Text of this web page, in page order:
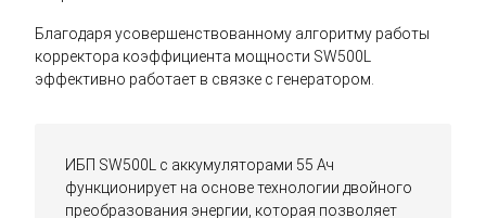
Благодаря усовершенствованному алгоритму работы
корректора коэффициента мощности SW500L
эффективно работает в связке с генератором.
ИБП SW500L с аккумуляторами 55 Ач
функционирует на основе технологии двойного
преобразования энергии, которая позволяет